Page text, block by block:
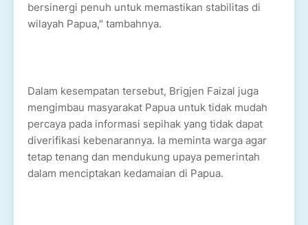
bersinergi penuh untuk memastikan stabilitas di
wilayah Papua," tambahnya.
Dalam kesempatan tersebut, Brigjen Faizal juga
mengimbau masyarakat Papua untuk tidak mudah
percaya pada informasi sepihak yang tidak dapat
diverifikasi kebenarannya. Ia meminta warga agar
tetap tenang dan mendukung upaya pemerintah
dalam menciptakan kedamaian di Papua.